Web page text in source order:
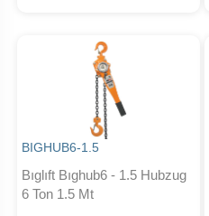
BIGHUB6-1.5
Bıglıft Bıghub6 - 1.5 Hubzug
6 Ton 1.5 Mt